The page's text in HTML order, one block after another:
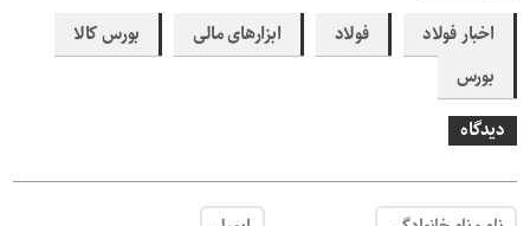
اخبار فولاد
فولاد ابزارهای مالی
بورس کالا
بورس
دیدگاه